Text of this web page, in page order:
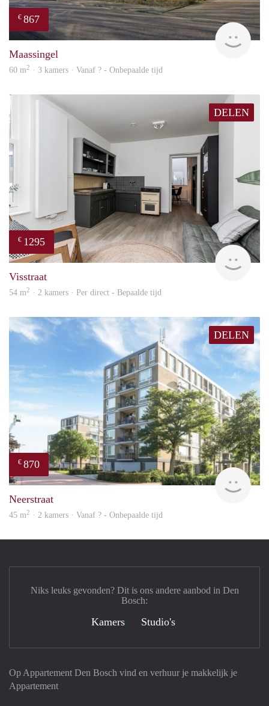
€ 867
Maassingel
60 m2 · 3 kamers · Vanaf ? - Onbepaalde tijd
DELEN
€ 1295
Next
Visstraat
54 m2 · 2 kamers · Per direct - Bepaalde tijd
DELEN
€ 870
Neerstraat
45 m2 · 2 kamers · Vanaf ? - Onbepaalde tijd
Op Appartement Den Bosch vind en verhuur je makkelijk je
Appartement
Niks leuks gevonden? Dit is ons andere aanbod in Den
Bosch:
Kamers Studio's